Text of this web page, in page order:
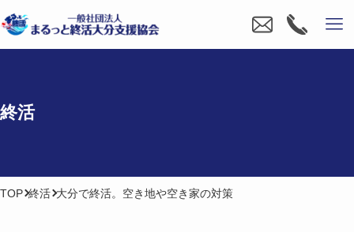
終活
TOP 終活 大分で終活。空き地や空き家の対策